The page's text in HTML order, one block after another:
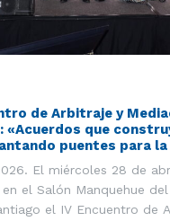
de Arbitraje y
«Acuerdos que
puentes para
El miércoles 28 de
el Salón Manquehue del
el IV Encuentro de